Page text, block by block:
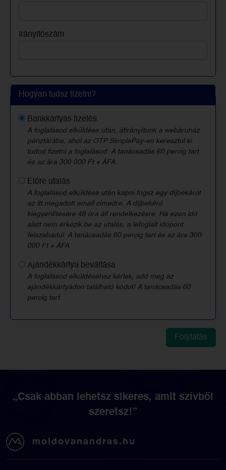
Irányítószám
Hogyan tudsz fizetni?
Bankkártyás fizetés
A foglalásod elküldése után, átirányítunk a webáruház
pénztárába, ahol az OTP SimplePay-en keresztül ki
tudod fizetni a foglalásod. A tanácsadás 60 percig tart
és az ára 300 000 Ft + ÁFA.
Előre utalás
A foglalásod elküldése után kapni fogsz egy díjbekérőt
az itt megadott email címedre. A díjbekérő
kiegyenlítésére 48 óra áll rendelkezésre. Ha ezen idő
alatt nem érkezik be az utalás, a lefoglalt időpont
felszabadul. A tanácsadás 60 percig tart és az ára 300
000 Ft + ÁFA.
Ajándékkártya beváltása
A foglalásod elküldéséhez kérlek, add meg az
ajándékkártyádon található kódot! A tanácsadás 60
percig tart.
moldovanandras.hu
„Csak abban lehetsz sikeres, amit szívből
szeretsz!”